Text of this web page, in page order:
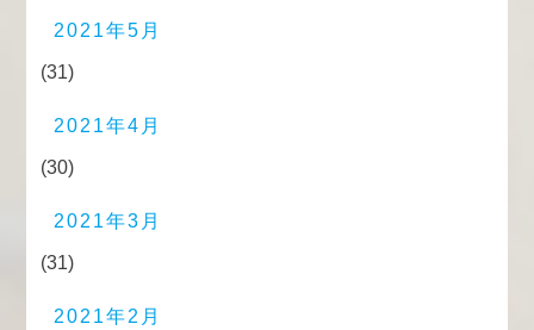
2021年5月
(31)
2021年4月
(30)
2021年3月
(31)
2021年2月